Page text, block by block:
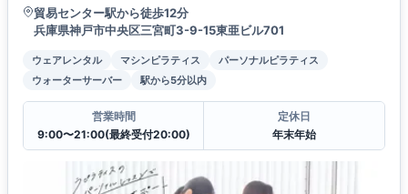
貿易センター駅から徒歩12分
兵庫県神戸市中央区三宮町3-9-15東亜ビル701
ウェアレンタル マシンピラティス
パーソナルピラティス
ウォーターサーバー
駅から5分以内
営業時間
9:00〜21:00(最終受付20:00)
定休日
年末年始